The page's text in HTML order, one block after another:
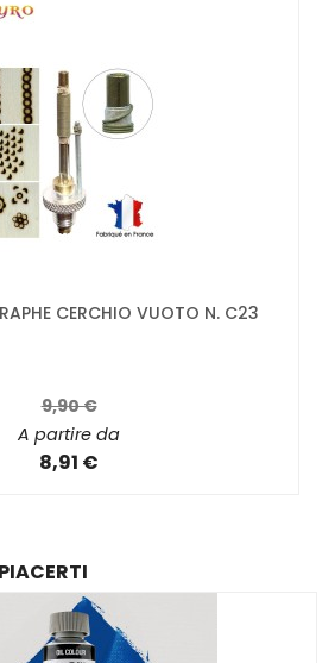
CERCHIO VUOTO N. C23
9,90 €
A partire da
8,91 €